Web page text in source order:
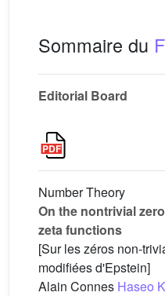
Sommaire du
Editorial Board
Number Theory
On the nontrivial
zeta functions
[Sur les zéros non-
modifiées d'Epstein]
Alain Connes Haseo